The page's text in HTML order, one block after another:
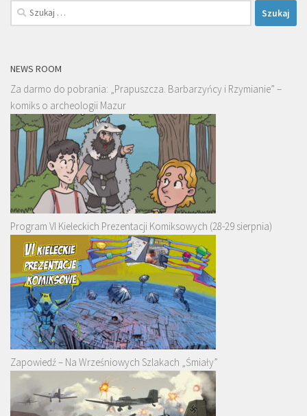
Szukaj:
NEWS ROOM
Za darmo do pobrania: „Prapuszcza. Barbarzyńcy i Rzymianie” –
komiks o archeologii Mazur
Program VI Kieleckich Prezentacji Komiksowych (28-29 sierpnia)
Zapowiedź – Na Wrześniowych Szlakach „Śmiały”